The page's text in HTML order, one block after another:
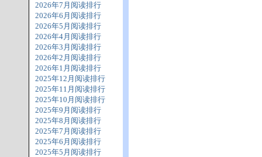
2026年7月阅读排行
2026年6月阅读排行
2026年5月阅读排行
2026年4月阅读排行
2026年3月阅读排行
2026年2月阅读排行
2026年1月阅读排行
2025年12月阅读排行
2025年11月阅读排行
2025年10月阅读排行
2025年9月阅读排行
2025年8月阅读排行
2025年7月阅读排行
2025年6月阅读排行
2025年5月阅读排行